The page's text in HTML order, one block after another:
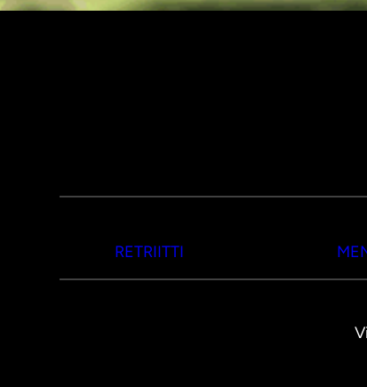
RETRIITTI